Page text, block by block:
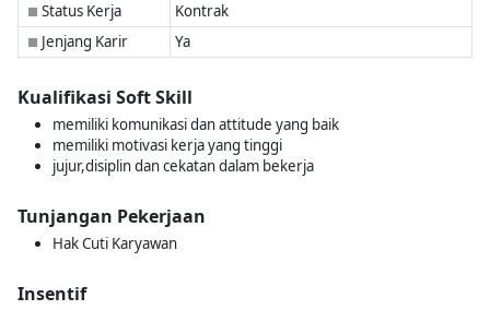
■ Status Kerja Kontrak
■ Jenjang Karir Ya
Kualifikasi Soft Skill
memiliki komunikasi dan attitude yang baik
memiliki motivasi kerja yang tinggi
jujur,disiplin dan cekatan dalam bekerja
Tunjangan Pekerjaan
Hak Cuti Karyawan
Insentif